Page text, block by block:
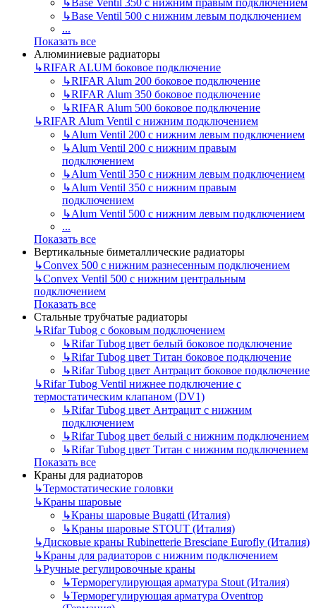
↳Base Ventil 500 с нижним левым подключением
...
Показать все
Алюминиевые радиаторы
↳RIFAR ALUM боковое подключение
↳RIFAR Alum 200 боковое подключение
↳RIFAR Alum 350 боковое подключение
↳RIFAR Alum 500 боковое подключение
↳RIFAR Alum Ventil с нижним подключением
↳Alum Ventil 200 с нижним левым подключением
↳Alum Ventil 200 с нижним правым
подключением
↳Alum Ventil 350 с нижним левым подключением
↳Alum Ventil 350 с нижним правым
подключением
↳Alum Ventil 500 с нижним левым подключением
...
Показать все
Вертикальные биметаллические радиаторы
↳Convex 500 с нижним разнесенным подключением
↳Convex Ventil 500 с нижним центральным
подключением
Показать все
Стальные трубчатые радиаторы
↳Rifar Tubog с боковым подключением
↳Rifar Tubog цвет белый боковое подключение
↳Rifar Tubog цвет Титан боковое подключение
↳Rifar Tubog цвет Антрацит боковое подключение
↳Rifar Tubog Ventil нижнее подключение с
термостатическим клапаном (DV1)
↳Rifar Tubog цвет Антрацит с нижним
подключением
↳Rifar Tubog цвет белый с нижним подключением
↳Rifar Tubog цвет Титан с нижним подключением
Показать все
Краны для радиаторов
↳Термостатические головки
↳Краны шаровые
↳Краны шаровые Bugatti (Италия)
↳Краны шаровые STOUT (Италия)
↳Дисковые краны Rubinetterie Bresciane Eurofly (Италия)
↳Краны для радиаторов с нижним подключением
↳Ручные регулировочные краны
↳Терморегулирующая арматура Stout (Италия)
↳Терморегулирующая арматура Oventrop